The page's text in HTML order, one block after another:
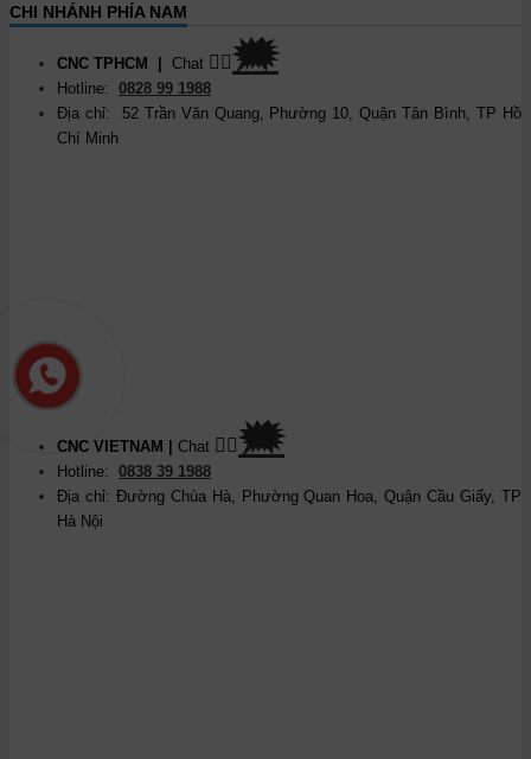
CHI NHÁNH PHÍA NAM
CNC TPHCM | Chat 👉🏽🗯
Hotline: 0828 99 1988
Địa chỉ: 52 Trần Văn Quang, Phường 10, Quận Tân Bình, TP Hồ
Chí Minh
CNC VIETNAM | Chat 👉🏽🗯
Hotline: 0838 39 1988
Địa chỉ: Đường Chùa Hà, Phường Quan Hoa, Quận Cầu Giấy, TP
Hà Nội